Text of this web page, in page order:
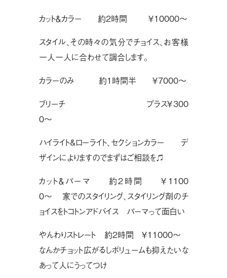
カット＆カラー 約2時間 ￥10000〜
スタイル、その時々の気分でチョイス、お客様
一人一人に合わせて調合します。
カラーのみ 約1時間半 ￥7000〜
ブリーチ プラス￥300
0〜
ハイライト&ローライト、セクションカラー デ
ザインによりますのでまずはご相談を♫
カット＆パーマ 約2時間 ￥1100
0〜 家でのスタイリング、スタイリング剤のチ
ョイスをトコトンアドバイス パーマって面白い
やんわりストレート 約2時間 ￥11000〜
なんかチョット広がるしボリュームも抑えたいな
あって人にうってつけ